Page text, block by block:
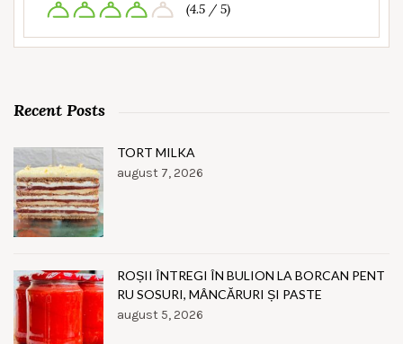
(4.5 / 5)
Recent Posts
TORT MILKA
august 7, 2026
ROȘII ÎNTREGI ÎN BULION LA BORCAN PENT
RU SOSURI, MÂNCĂRURI ȘI PASTE
august 5, 2026